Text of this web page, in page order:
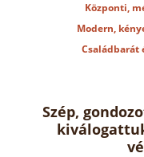
Központi,
Modern,
Családbarát
Szép,